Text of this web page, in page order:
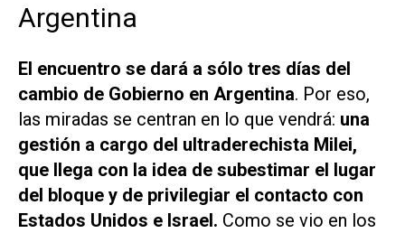
Argentina
El encuentro se dará a sólo tres días del
cambio de Gobierno en Argentina. Por eso,
las miradas se centran en lo que vendrá: una
gestión a cargo del ultraderechista Milei,
que llega con la idea de subestimar el lugar
del bloque y de privilegiar el contacto con
Estados Unidos e Israel. Como se vio en los